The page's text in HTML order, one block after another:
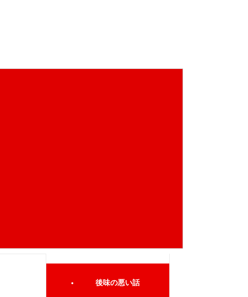
後味の悪い話